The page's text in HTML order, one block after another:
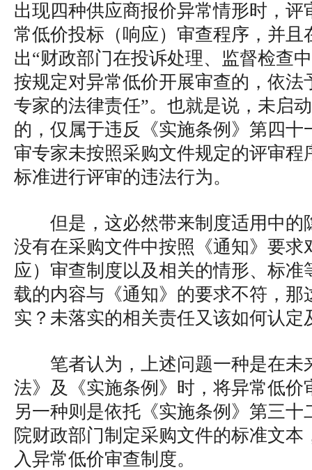
出现四种供应商报价异常情形时，评
常低价投标（响应）审查程序，并且
出“财政部门在投诉处理、监督检查
按规定对异常低价开展审查的，依法
专家的法律责任”。也就是说，未启
的，仅属于违反《实施条例》第四十
审专家未按照采购文件规定的评审程
标准进行评审的违法行为。
但是，这必然带来制度适用中
没有在采购文件中按照《通知》要求
应）审查制度以及相关的情形、标准
载的内容与《通知》的要求不符，那
实？未落实的相关责任又该如何认定
笔者认为，上述问题一种是在未
法》及《实施条例》时，将异常低价
另一种则是依托《实施条例》第三十
院财政部门制定采购文件的标准文本
入异常低价审查制度。